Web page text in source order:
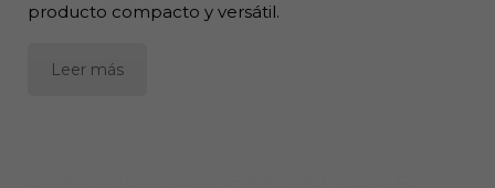
producto compacto y versátil.
Leer más